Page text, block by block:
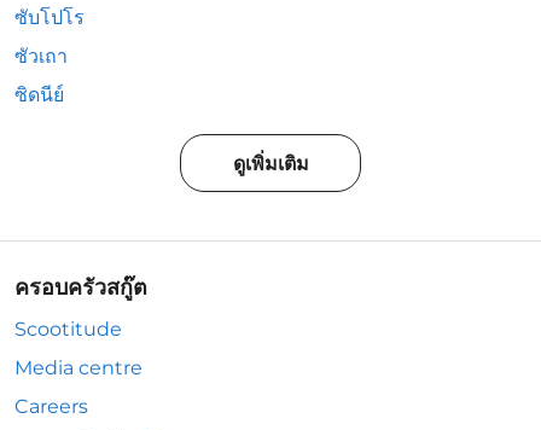
ซับโปโร
ซัวเถา
ซิดนีย์
ดูเพิ่มเติม
ครอบครัวสกู๊ต
Scootitude
Media centre
Careers